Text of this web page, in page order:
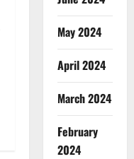
May 2024
April 2024
March 2024
February
2024